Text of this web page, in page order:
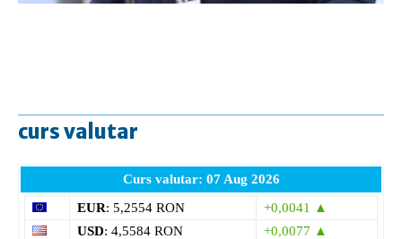
curs valutar
Curs valutar: 07 Aug 2026
EUR: 5,2554 RON
+0,0041 ▲
USD: 4,5584 RON
+0,0077 ▲